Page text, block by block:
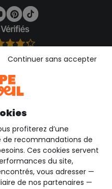
de confiance
application
application
profiterez d’une
de recommandations de
Ces cookies servent
du site,
vous adresser —
de nos partenaires —
Continuer sans accepter